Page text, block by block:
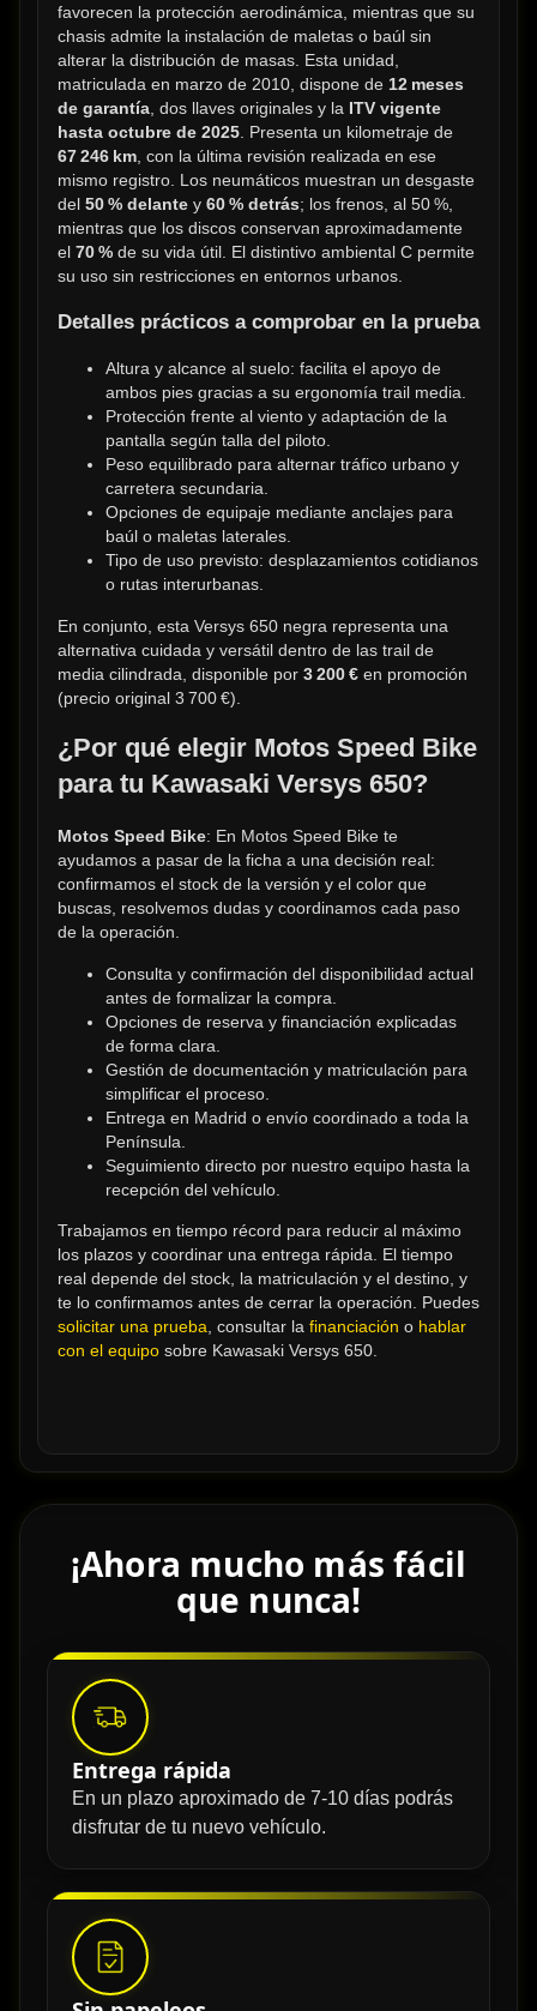
favorecen la protección aerodinámica, mientras que su
chasis admite la instalación de maletas o baúl sin
alterar la distribución de masas. Esta unidad,
matriculada en marzo de 2010, dispone de 12 meses
de garantía, dos llaves originales y la ITV vigente
hasta octubre de 2025
67 246 km, con la última revisión realizada en ese
mismo registro. Los neumáticos muestran un desgaste
del 50 % delante y 60 % detrás; los frenos, al 50 %,
mientras que los discos conservan aproximadamente
el 70 % de su vida útil. El distintivo ambiental C permite
su uso sin restricciones en entornos urbanos.
Detalles prácticos a comprobar en la prueba
Altura y alcance al suelo: facilita el apoyo de
ambos pies gracias a su ergonomía trail media.
Protección frente al viento y adaptación de la
pantalla según talla del piloto.
Peso equilibrado para alternar tráfico urbano y
carretera secundaria.
Opciones de equipaje mediante anclajes para
baúl o maletas laterales.
Tipo de uso previsto: desplazamientos cotidianos
o rutas interurbanas.
En conjunto, esta Versys 650 negra representa una
alternativa cuidada y versátil dentro de las trail de
media cilindrada, disponible por 3 200 € en promoción
(precio original 3 700 €).
¿Por qué elegir Motos Speed Bike
para tu Kawasaki Versys 650?
Motos Speed Bike: En Motos Speed Bike te
ayudamos a pasar de la ficha a una decisión real:
confirmamos el stock de la versión y el color que
buscas, resolvemos dudas y coordinamos cada paso
de la operación.
Consulta y confirmación del disponibilidad actual
antes de formalizar la compra.
Opciones de reserva y financiación explicadas
de forma clara.
Gestión de documentación y matriculación para
simplificar el proceso.
Entrega en Madrid o envío coordinado a toda la
Península.
Seguimiento directo por nuestro equipo hasta la
recepción del vehículo.
Trabajamos en tiempo récord para reducir al máximo
los plazos y coordinar una entrega rápida. El tiempo
real depende del stock, la matriculación y el destino, y
solicitar una prueba , consultar la financiación o hablar
con el equipo sobre Kawasaki Versys 650.
¡Ahora mucho más fácil
que nunca!
Entrega rápida
En un plazo aproximado de 7-10 días podrás
disfrutar de tu nuevo vehículo.